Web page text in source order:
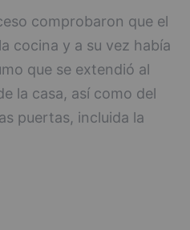
comprobaron que el
cocina y a su vez había
que se extendió al
la casa, así como del
puertas, incluida la